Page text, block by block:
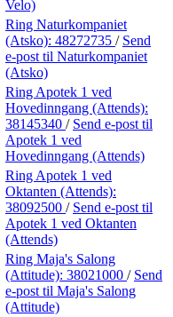
Velo)
Ring Naturkompaniet
(Atsko): 48272735 / Send
e-post til Naturkompaniet
(Atsko)
Ring Apotek 1 ved
Hovedinngang (Attends):
38145340 / Send e-post til
Apotek 1 ved
Hovedinngang (Attends)
Ring Apotek 1 ved
Oktanten (Attends):
38092500 / Send e-post til
Apotek 1 ved Oktanten
(Attends)
Ring Maja's Salong
(Attitude): 38021000 / Send
e-post til Maja's Salong
(Attitude)